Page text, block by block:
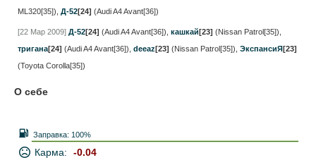
ML320[35]) Д-52[24] (Audi A4 Avant[36])
[22 Мар 2009] Д-52[24] (Audi A4 Avant[36]) кашкай[23] (Nissan Patrol[35])
тригана[24] (Audi A4 Avant[36]) deeaz[23] (Nissan Patrol[35]) ЭкспансиЯ[23]
(Toyota Corolla[35])
О себе
Заправка: 100%
Карма:
-0.04